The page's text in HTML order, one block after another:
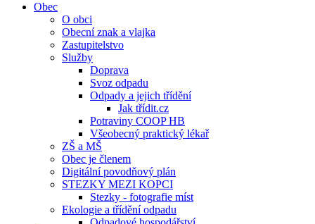
Obec
O obci
Obecní znak a vlajka
Zastupitelstvo
Služby
Doprava
Svoz odpadu
Odpady a jejich třídění
Jak třídit.cz
Potraviny COOP HB
Všeobecný praktický lékař
ZŠ a MŠ
Obec je členem
Digitální povodňový plán
STEZKY MEZI KOPCI
Stezky - fotografie míst
Ekologie a třídění odpadu